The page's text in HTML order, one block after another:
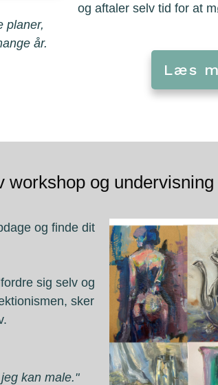
planer,
år.
og aftaler selv tid for at
Læs
workshop og undervisning
og finde dit
sig selv og
sker
kan male."